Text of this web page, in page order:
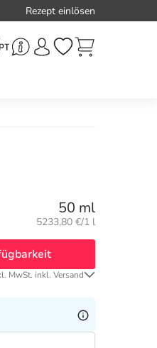
Rezept einlösen
50 ml
Grundpreis:
5233,80 €/1 l
MwSt. inkl. Versand